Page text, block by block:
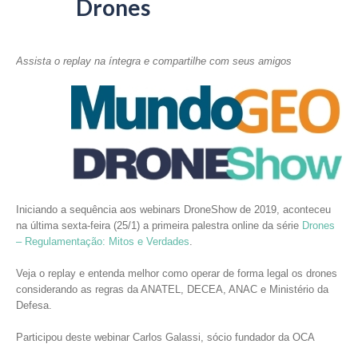
Drones
Assista o replay na íntegra e compartilhe com seus amigos
Iniciando a sequência aos webinars DroneShow de 2019, aconteceu
na última sexta-feira (25/1) a primeira palestra online da série Drones
– Regulamentação: Mitos e Verdades.
Veja o replay e entenda melhor como operar de forma legal os drones
considerando as regras da ANATEL, DECEA, ANAC e Ministério da
Defesa.
Participou deste webinar Carlos Galassi, sócio fundador da OCA